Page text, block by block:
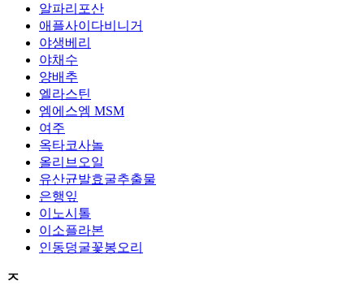
알파리포산
애플사이다비니거
야생베리
야채수
양배추
엘라스틴
엠에스엠 MSM
여주
옥타코사놀
올리브오일
유산균발효굴추출물
은행잎
이노시톨
이소플라본
인동덩굴꽃봉오리
ㅈ